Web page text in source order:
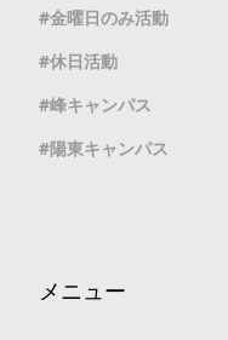
金曜日のみ活動
休日活動
峰キャンパス
陽東キャンパス
メニュー